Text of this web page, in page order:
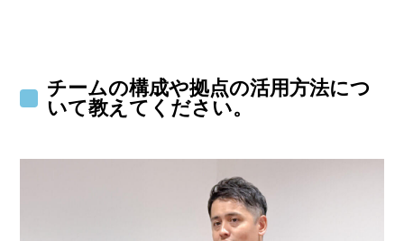
チームの構成や拠点の活用方法につ
いて教えてください。